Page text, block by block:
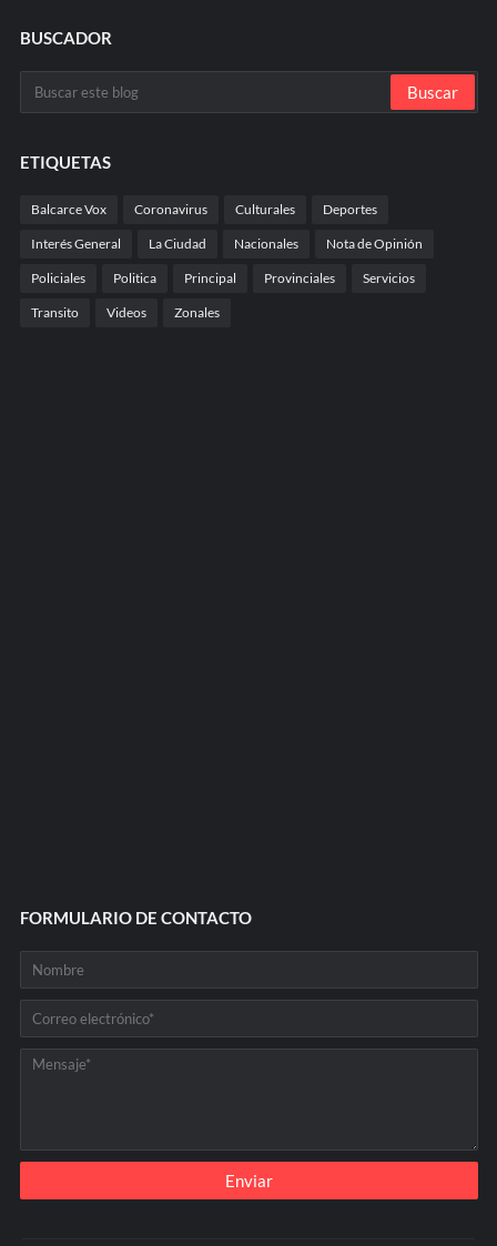
BUSCADOR
ETIQUETAS
Balcarce Vox Coronavirus Culturales Deportes
Interés General La Ciudad Nacionales Nota de Opinión
Policiales Politica Principal Provinciales Servicios
Transito Videos Zonales
FORMULARIO DE CONTACTO